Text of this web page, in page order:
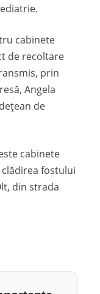
cabinete
de recoltare
prin
Angela
de
cabinete
fostului
din strada